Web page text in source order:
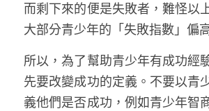
而剩下來的便是失敗者，難怪以
大部分青少年的「失敗指數」偏
所以，為了幫助青少年有成功經
先要改變成功的定義。不要以青
義他們是否成功，例如青少年智